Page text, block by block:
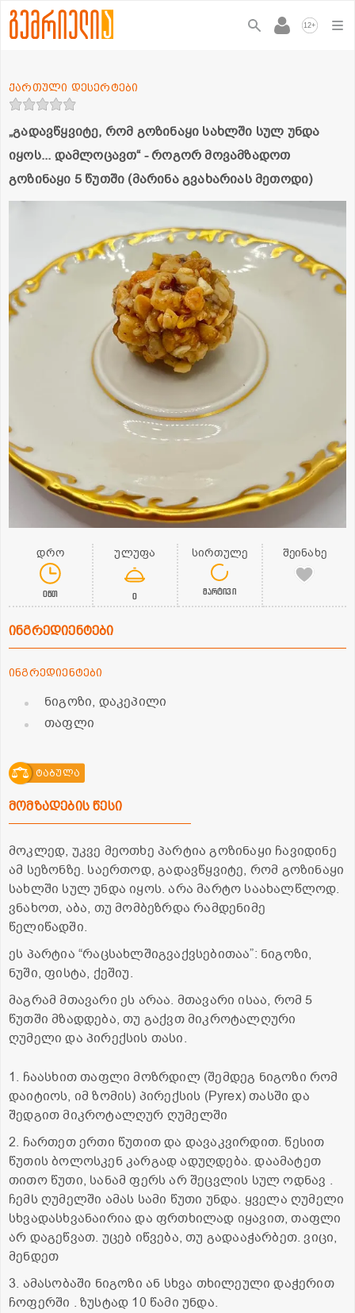
12+
„გადავწყვიტე, რომ გოზინაყი სახლში სულ უნდა
იყოს... დამლოცავთ“ - როგორ მოვამზადოთ
გოზინაყი 5 წუთში (მარინა გვახარიას მეთოდი)
ქართული დესერტები
დრო
0წთ
ულუფა
0
სირთულე
მარტივი
შეინახე
ინგრედიენტები
ინგრედიენტები
ნიგოზი, დაკეპილი
თაფლი
ტაბულა
მომზადების წესი
მოკლედ, უკვე მეოთხე პარტია გოზინაყი ჩავიდინე
ამ სეზონზე. საერთოდ, გადავწყვიტე, რომ გოზინაყი
სახლში სულ უნდა იყოს. არა მარტო საახალწლოდ.
ვნახოთ, აბა, თუ მომბეზრდა რამდენიმე
წელიწადში.
ეს პარტია “რაცსახლშიგვაქვსებითაა”: ნიგოზი,
ნუში, ფისტა, ქეშიუ.
მაგრამ მთავარი ეს არაა. მთავარი ისაა, რომ 5
წუთში მზადდება, თუ გაქვთ მიკროტალღური
ღუმელი და პირექსის თასი.
1. ჩაასხით თაფლი მოზრდილ (შემდეგ ნიგოზი რომ
დაიტიოს, იმ ზომის) პირექსის (Pyrex) თასში და
შედგით მიკროტალღურ ღუმელში
2. ჩართეთ ერთი წუთით და დავაკვირდით. წესით
წუთის ბოლოსკენ კარგად ადუღდება. დაამატეთ
თითო წუთი, სანამ ფერს არ შეცვლის სულ ოდნავ .
ჩემს ღუმელში ამას სამი წუთი უნდა. ყველა ღუმელი
სხვადასხვანაირია და ფრთხილად იყავით, თაფლი
არ დაგეწვათ. უცებ იწვება, თუ გადააჭარბეთ. ვიცი,
მენდეთ
3. ამასობაში ნიგოზი ან სხვა თხილეული დაჭერით
ჩოფერში . ზუსტად 10 წამი უნდა.